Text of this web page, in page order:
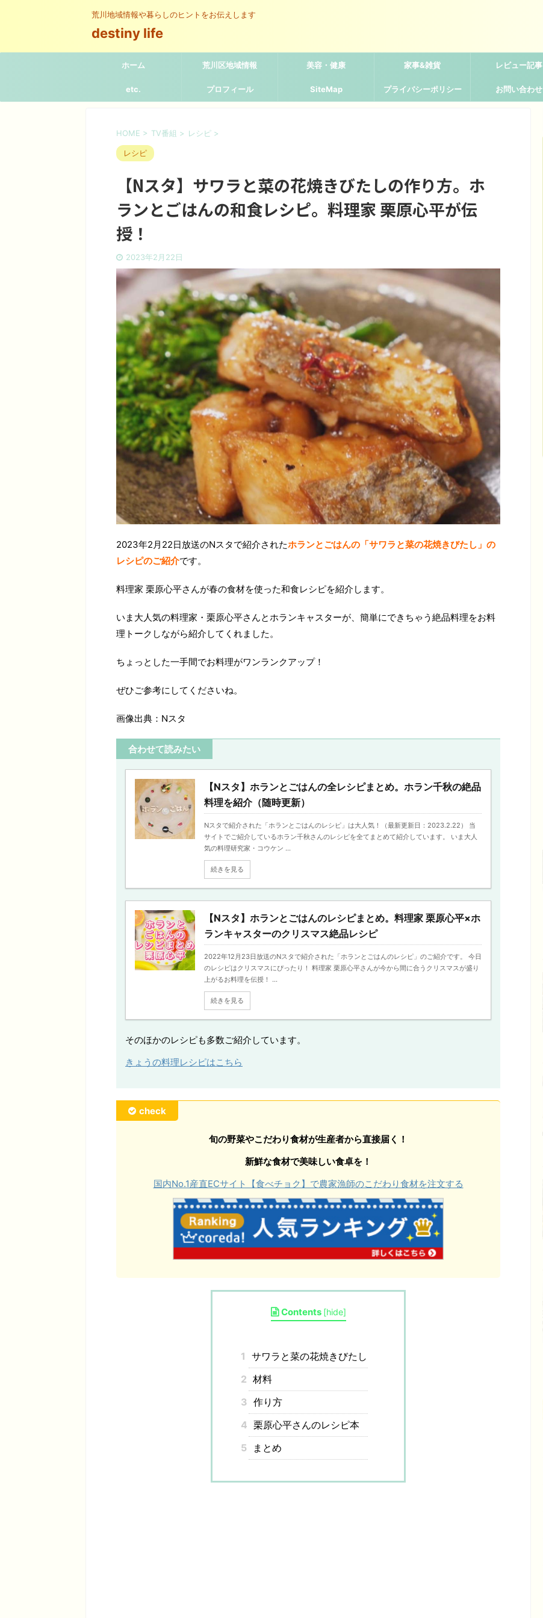
荒川地域情報や暮らしのヒントをお伝えします
destiny life
ホーム 荒川区地域情報 美容・健康 家事&雑貨 レビュー記事
etc. プロフィール SiteMap プライバシーポリシー お問い合わせ
HOME > TV番組 > レシピ >
レシピ
【Nスタ】サワラと菜の花焼きびたしの作り方。ホ
ランとごはんの和食レシピ。料理家 栗原心平が伝
授！
2023年2月22日
2023年2月22日放送のNスタで紹介されたホランとごはんの「サワラと菜の花焼きびたし」の
レシピのご紹介です。
料理家 栗原心平さんが春の食材を使った和食レシピを紹介します。
いま大人気の料理家・栗原心平さんとホランキャスターが、 簡単にできちゃう 絶品料理をお料
理トークしながら紹介してくれました。
ちょっとした一手間でお料理がワンランクアップ！
ぜひご参考にしてくださいね。
画像出典：Nスタ
合わせて読みたい
【Nスタ】ホランとごはんの全レシピまとめ。ホラン千秋の絶品
料理を紹介（随時更新）
Nスタで紹介された「ホランとごはんのレシピ」は大人気！（最新更新日：2023.2.22） 当
サイトでご紹介しているホラン千秋さんのレシピを全てまとめて紹介しています。 いま大人
気の料理研究家・コウケン ...
続きを見る
【Nスタ】ホランとごはんのレシピまとめ。料理家 栗原心平×ホ
ランキャスターのクリスマス絶品レシピ
2022年12月23日放送のNスタで紹介された「ホランとごはんのレシピ」のご紹介です。 今日
のレシピはクリスマスにぴったり！ 料理家 栗原心平さんが今から間に合うクリスマスが盛り
上がるお料理を伝授！ ...
続きを見る
そのほかのレシピも多数ご紹介しています。
きょうの料理レシピはこちら
check
旬の野菜やこだわり食材が生産者から直接届く！
新鮮な食材で美味しい食卓を！
国内No.1産直ECサイト【食べチョク】で農家漁師のこだわり食材を注文する
Contents [hide]
1 サワラと菜の花焼きびたし
2 材料
3 作り方
4 栗原心平さんのレシピ本
5
まとめ